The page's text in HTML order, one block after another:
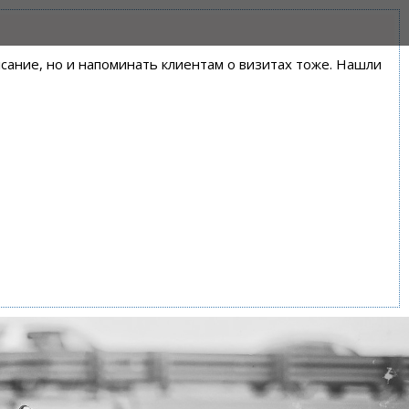
но и напоминать клиентам о визитах тоже. Нашли